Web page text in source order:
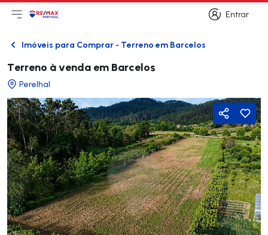
Entrar
Entrar
Abri menu principal
LogoIr para página inicial
VoltarImóveis para Comprar - Terreno em Barcelos
Terreno à venda em Barcelos
Perelhal
Partilhar